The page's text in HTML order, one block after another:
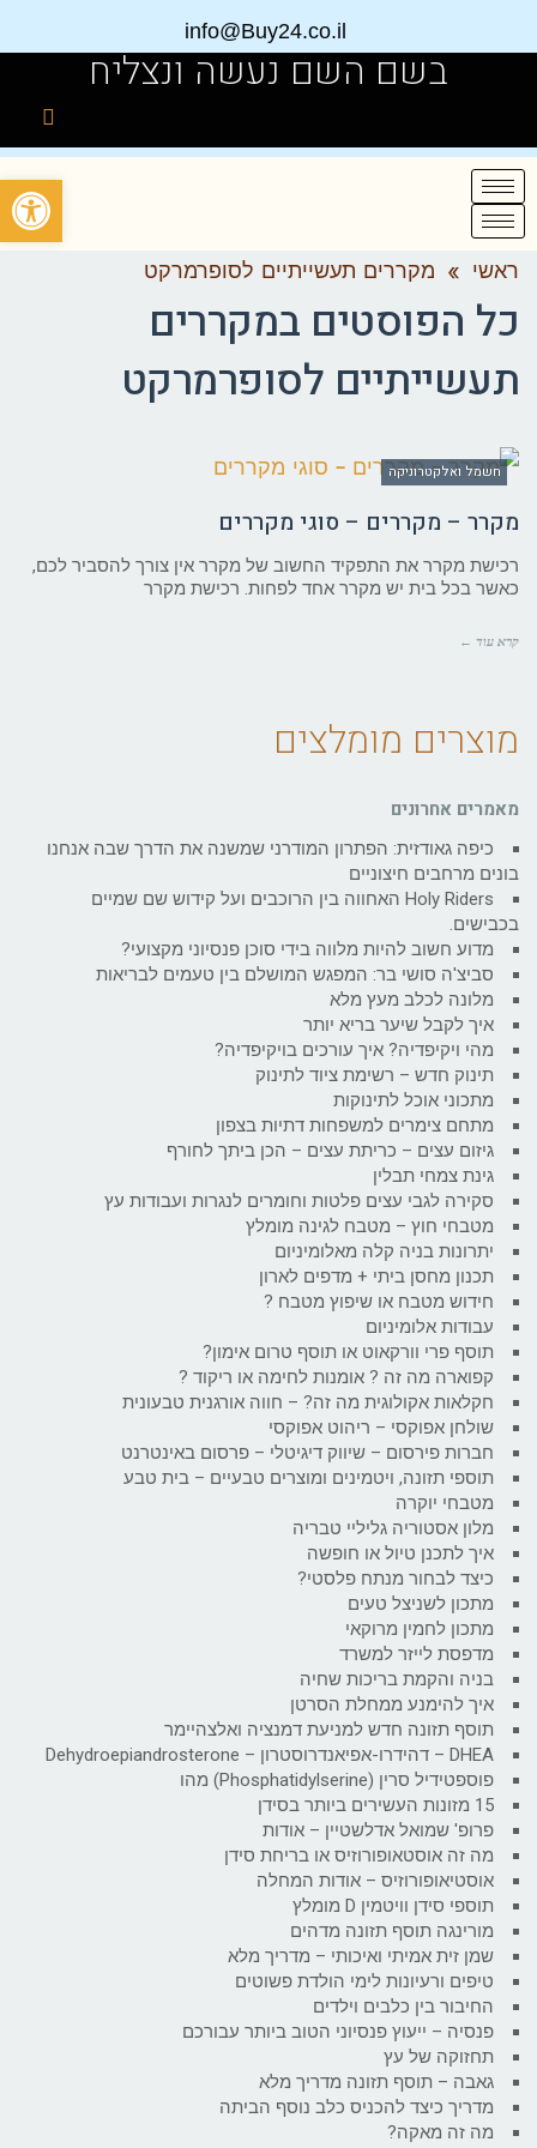
info@Buy24.co.il
בשם השם נעשה ונצליח
ראשי » מקררים תעשייתיים לסופרמרקט
כל הפוסטים במקררים
תעשייתיים לסופרמרקט
חשמל ואלקטרוניקה
מקרר – מקררים – סוגי מקררים
רכישת מקרר את התפקיד החשוב של מקרר אין צורך להסביר לכם,
כאשר בכל בית יש מקרר אחד לפחות. רכישת מקרר
קרא עוד ←
מוצרים מומלצים
מאמרים אחרונים
כיפה גאודזית: הפתרון המודרני שמשנה את הדרך שבה אנחנו
בונים מרחבים חיצוניים
Holy Riders האחווה בין הרוכבים ועל קידוש שם שמיים
בכבישים.
מדוע חשוב להיות מלווה בידי סוכן פנסיוני מקצועי?
סביצ'ה סושי בר: המפגש המושלם בין טעמים לבריאות
מלונה לכלב מעץ מלא
איך לקבל שיער בריא יותר
מהי ויקיפדיה? איך עורכים בויקיפדיה?
תינוק חדש – רשימת ציוד לתינוק
מתכוני אוכל לתינוקות
מתחם צימרים למשפחות דתיות בצפון
גיזום עצים – כריתת עצים – הכן ביתך לחורף
גינת צמחי תבלין
סקירה לגבי עצים פלטות וחומרים לנגרות ועבודות עץ
מטבחי חוץ – מטבח לגינה מומלץ
יתרונות בניה קלה מאלומיניום
תכנון מחסן ביתי + מדפים לארון
חידוש מטבח או שיפוץ מטבח ?
עבודות אלומיניום
תוסף פרי וורקאוט או תוסף טרום אימון?
קפוארה מה זה ? אומנות לחימה או ריקוד ?
חקלאות אקולוגית מה זה? – חווה אורגנית טבעונית
שולחן אפוקסי – ריהוט אפוקסי
חברות פירסום – שיווק דיגיטלי – פרסום באינטרנט
תוספי תזונה, ויטמינים ומוצרים טבעיים – בית טבע
מטבחי יוקרה
מלון אסטוריה גליליי טבריה
איך לתכנן טיול או חופשה
כיצד לבחור מנתח פלסטי?
מתכון לשניצל טעים
מתכון לחמין מרוקאי
מדפסת לייזר למשרד
בניה והקמת בריכות שחיה
איך להימנע ממחלת הסרטן
תוסף תזונה חדש למניעת דמנציה ואלצהיימר
DHEA – דהידרו-אפיאנדרוסטרון – Dehydroepiandrosterone
פוספטידיל סרין (Phosphatidylserine) מהו
15 מזונות העשירים ביותר בסידן
פרופ' שמואל אדלשטיין – אודות
מה זה אוסטאופורוזיס או בריחת סידן
אוסטיאופורוזיס – אודות המחלה
תוספי סידן וויטמין D מומלץ
מורינגה תוסף תזונה מדהים
שמן זית אמיתי ואיכותי – מדריך מלא
טיפים ורעיונות לימי הולדת פשוטים
החיבור בין כלבים וילדים
פנסיה – ייעוץ פנסיוני הטוב ביותר עבורכם
תחזוקה של עץ
גאבה – תוסף תזונה מדריך מלא
מדריך כיצד להכניס כלב נוסף הביתה
מה זה מאקה?